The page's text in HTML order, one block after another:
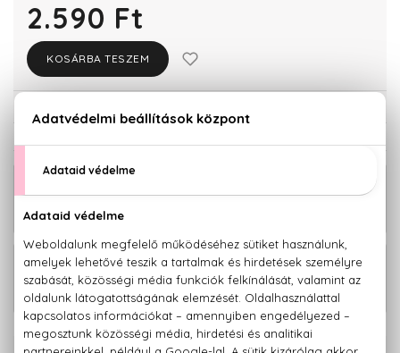
2.590 Ft
KOSÁRBA TESZEM
KAPCSOLÓDÓ TERMÉKEK
Kávé-Menta Korpásodás elleni
2.990 Ft
BIO
Kávé-Menta Korpásodás elleni
sampon 200 ml
3.320 Ft